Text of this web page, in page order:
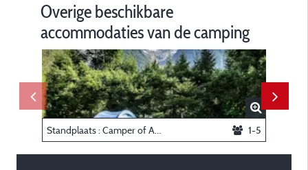
Overige beschikbare
accommodaties van de camping
1-5